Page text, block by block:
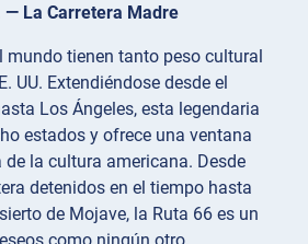
— La Carretera Madre
mundo tienen tanto peso cultural
UU. Extendiéndose desde el
Los Ángeles, esta legendaria
estados y ofrece una ventana
la cultura americana. Desde
detenidos en el tiempo hasta
de Mojave, la Ruta 66 es un
como ningún otro.